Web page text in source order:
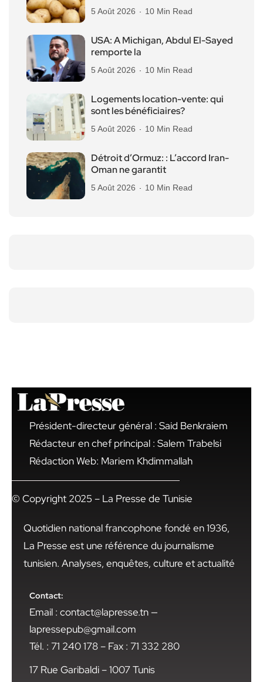
5 Août 2026 10 Min Read
USA: A Michigan, Abdul El-Sayed
remporte la
5 Août 2026 10 Min Read
Logements location-vente: qui
sont les bénéficiaires?
5 Août 2026 10 Min Read
Détroit d’Ormuz: : L’accord Iran-
Oman ne garantit
5 Août 2026 10 Min Read
Président-directeur général : Said Benkraiem
Rédacteur en chef principal : Salem Trabelsi
Rédaction Web: Mariem Khdimmallah
© Copyright 2025 – La Presse de Tunisie
Quotidien national francophone fondé en 1936,
La Presse est une référence du journalisme
tunisien. Analyses, enquêtes, culture et actualité
Contact:
Email : contact@lapresse.tn —
lapressepub@gmail.com
Tél. : 71 240 178 – Fax : 71 332 280
17 Rue Garibaldi – 1007 Tunis